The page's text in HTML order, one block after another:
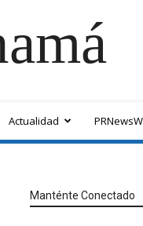
Actualidad
Manténte Conectado